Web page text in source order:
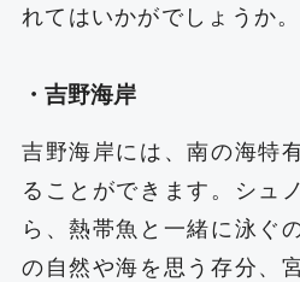
れてはいかがでしょうか。
・吉野海岸
吉野海岸には、南の海特
ることができます。シュ
ら、熱帯魚と一緒に泳ぐ
の自然や海を思う存分、